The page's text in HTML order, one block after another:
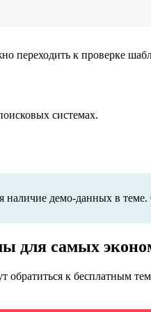
переходить к проверке
системах.
демо-данных в
для самых
к бесплатным